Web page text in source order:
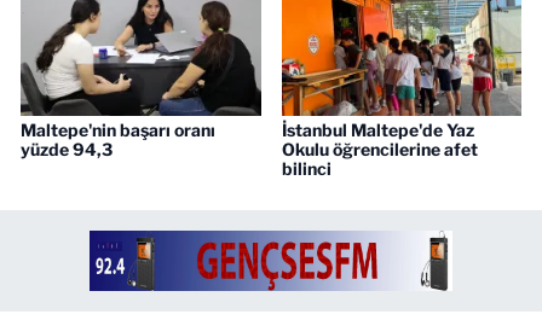
Maltepe'nin başarı oranı
yüzde 94,3
İstanbul Maltepe'de Yaz
Okulu öğrencilerine afet
bilinci